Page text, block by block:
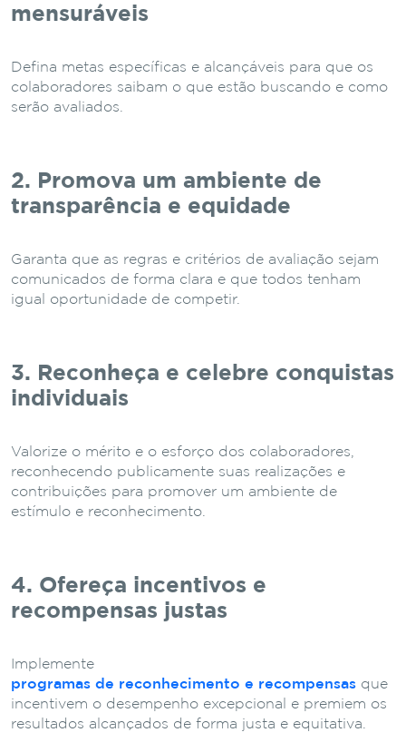
mensuráveis
Defina metas específicas e alcançáveis para que os
colaboradores saibam o que estão buscando e como
serão avaliados.
2. Promova um ambiente de
transparência e equidade
Garanta que as regras e critérios de avaliação sejam
comunicados de forma clara e que todos tenham
igual oportunidade de competir.
3. Reconheça e celebre conquistas
individuais
Valorize o mérito e o esforço dos colaboradores,
reconhecendo publicamente suas realizações e
contribuições para promover um ambiente de
estímulo e reconhecimento.
4. Ofereça incentivos e
recompensas justas
Implemente
programas de reconhecimento e recompensas que
incentivem o desempenho excepcional e premiem os
resultados alcançados de forma justa e equitativa.